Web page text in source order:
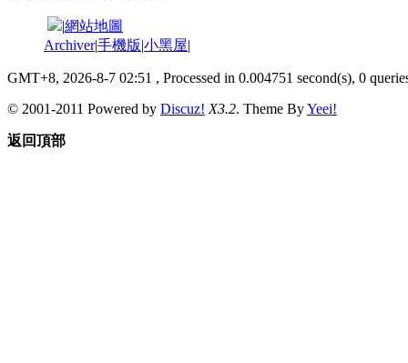
|網站地圖
Archiver|手機版|小黑屋|
GMT+8, 2026-8-7 02:51 , Processed in 0.004751 second(s), 0
© 2001-2011 Powered by Discuz! X3.2. Theme ByYeei!
返回頂部